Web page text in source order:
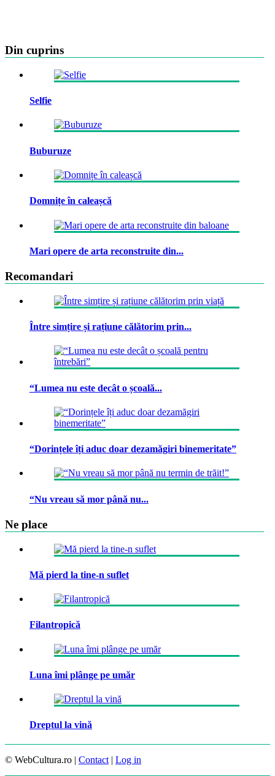
Din cuprins
Selfie
Buburuze
Domnițe în caleașcă
Mari opere de arta reconstruite din...
Recomandari
Între simțire și rațiune călătorim prin...
“Lumea nu este decât o școală...
“Dorințele îți aduc doar dezamăgiri binemeritate”
“Nu vreau să mor până nu...
Ne place
Mă pierd la tine-n suflet
Filantropică
Luna îmi plânge pe umăr
Dreptul la vină
© WebCultura.ro | Contact | Log in